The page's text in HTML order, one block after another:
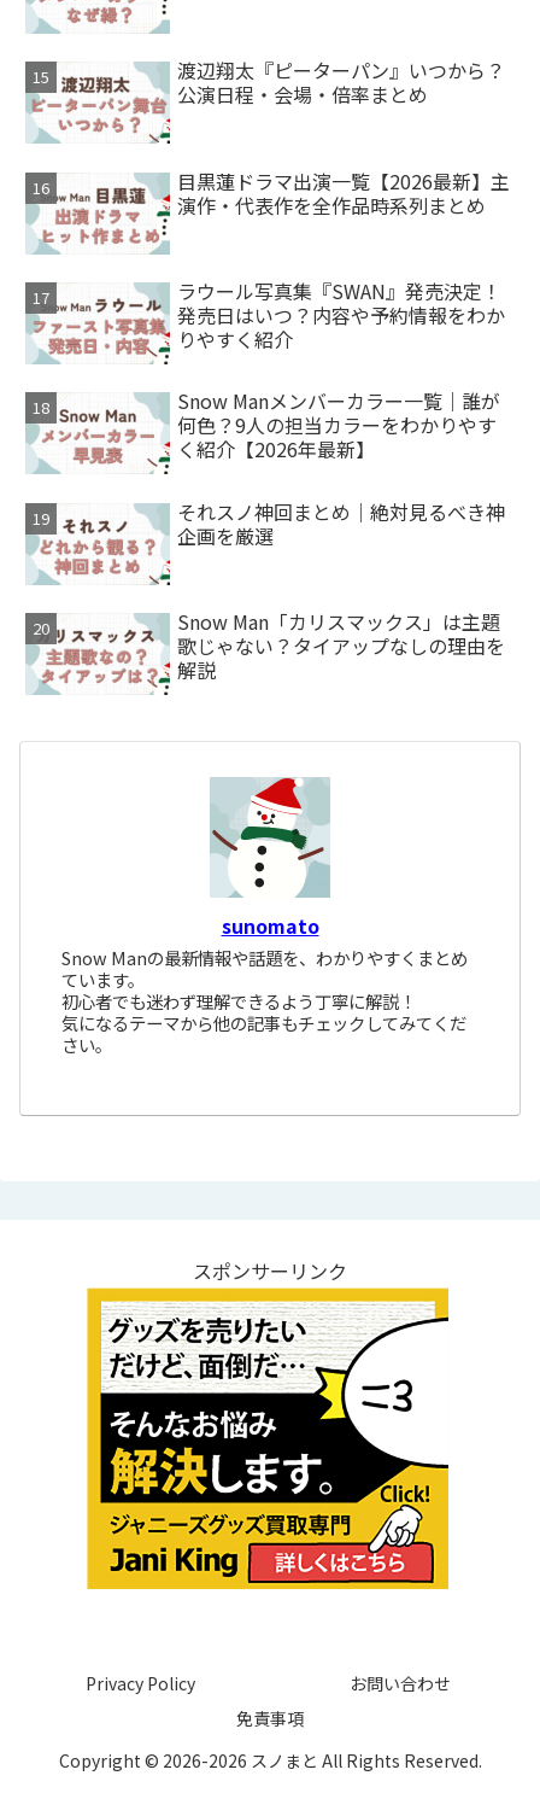
渡辺翔太『ピーターパン』いつから？
公演日程・会場・倍率まとめ
目黒蓮ドラマ出演一覧【2026最新】主
演作・代表作を全作品時系列まとめ
ラウール写真集『SWAN』発売決定！
発売日はいつ？内容や予約情報をわか
りやすく紹介
Snow Manメンバーカラー一覧｜誰が
何色？9人の担当カラーをわかりやす
く紹介【2026年最新】
それスノ神回まとめ｜絶対見るべき神
企画を厳選
Snow Man「カリスマックス」は主題
歌じゃない？タイアップなしの理由を
解説
sunomato
Snow Manの最新情報や話題を、わかりやすくまとめ
ています。
初心者でも迷わず理解できるよう丁寧に解説！
気になるテーマから他の記事もチェックしてみてくだ
さい。
スポンサーリンク
Privacy Policy
お問い合わせ
免責事項
Copyright © 2026-2026 スノまと All Rights Reserved.